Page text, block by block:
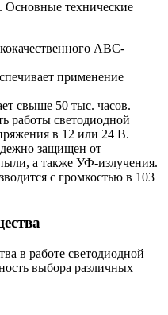
Основные технические
ABC-
применение
свыше 50 тыс. часов.
работы светодиодной
в 12 или 24 В.
защищен от
а также УФ-излучения.
с громкостью в 103
в работе светодиодной
выбора различных